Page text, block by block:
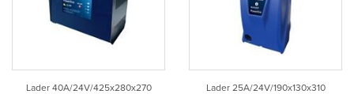
Lader 40A/24V/425x280x270
Lader 25A/24V/190x130x310